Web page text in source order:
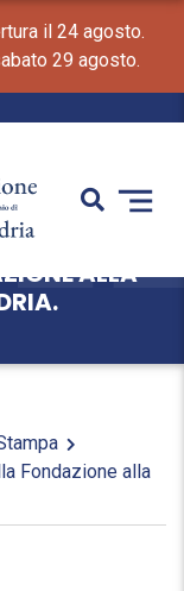
il 24 agosto.
29 agosto.
DI ECO
ALLA
Fondazione alla